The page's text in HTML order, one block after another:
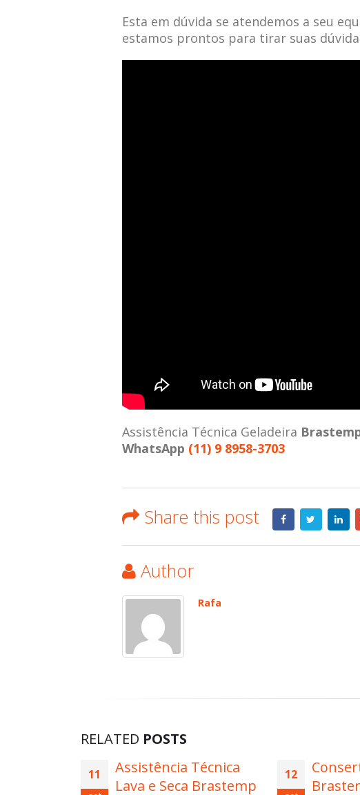
Esta em dúvida se atendemos a seu
estamos prontos para tirar suas
Assistência Técnica Geladeira
WhatsApp (11) 9 8958-3703
Share this post
Author
Rafa
RELATED POSTS
12
Conserto Fogão
Brastemp Parque
11
Lava e